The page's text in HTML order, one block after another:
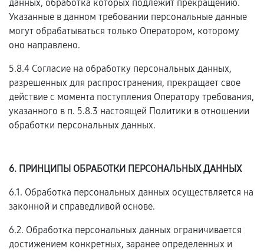
данных, обработка которых подлежит прекращению.
Указанные в данном требовании персональные данные
могут обрабатываться только Оператором, которому
оно направлено.
5.8.4 Согласие на обработку персональных данных,
разрешенных для распространения, прекращает свое
действие с момента поступления Оператору требования,
указанного в п. 5.8.3 настоящей Политики в отношении
обработки персональных данных.
6. ПРИНЦИПЫ ОБРАБОТКИ ПЕРСОНАЛЬНЫХ ДАННЫХ
6.1. Обработка персональных данных осуществляется на
законной и справедливой основе.
6.2. Обработка персональных данных ограничивается
достижением конкретных, заранее определенных и